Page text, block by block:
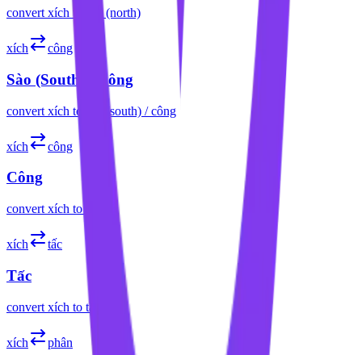
convert xích to sào (north)
xích công
Sào (South) / Công
convert xích to sào (south) / công
xích công
Công
convert xích to
xích tấc
Tấc
convert xích to tấc
xích phân